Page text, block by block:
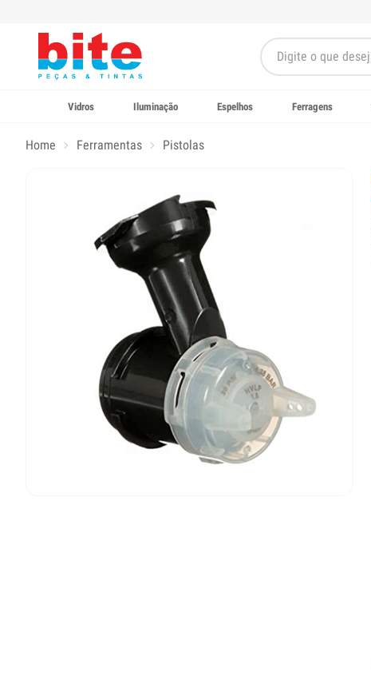
Vidros Iluminação Espelhos Ferragens
Home Ferramentas Pistolas